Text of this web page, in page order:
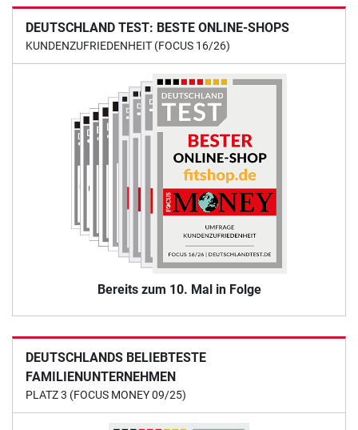
DEUTSCHLAND TEST: BESTE ONLINE-SHOPS
KUNDENZUFRIEDENHEIT (FOCUS 16/26)
Bereits zum 10. Mal in Folge
DEUTSCHLANDS BELIEBTESTE
FAMILIENUNTERNEHMEN
PLATZ 3 (FOCUS MONEY 09/25)